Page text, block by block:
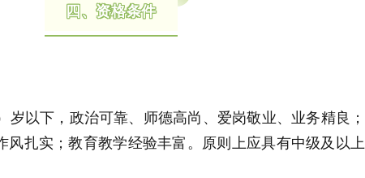
四、资格条件
以下，政治可靠、师德高尚、爱岗敬业、业务精良；
风扎实；教育教学经验丰富。原则上应具有中级及以上